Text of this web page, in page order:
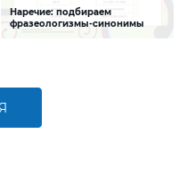
Наречие: подбираем
фразеологизмы-синонимы